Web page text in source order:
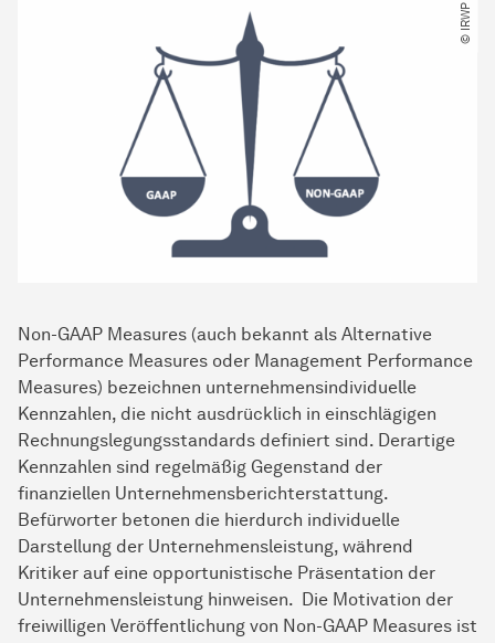
© IRWP
Non-GAAP Measures (auch bekannt als Alternative
Performance Measures oder Management Performance
Measures) bezeichnen unternehmensindividuelle
Kennzahlen, die nicht ausdrücklich in einschlägigen
Rechnungslegungsstandards definiert sind. Derartige
Kennzahlen sind regelmäßig Gegenstand der
finanziellen Unternehmensberichterstattung.
Befürworter betonen die hierdurch individuelle
Darstellung der Unternehmensleistung, während
Kritiker auf eine opportunistische Präsentation der
Unternehmensleistung hinweisen. Die Motivation der
freiwilligen Veröffentlichung von Non-GAAP Measures ist